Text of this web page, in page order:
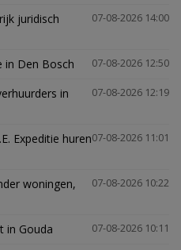
07-08-2026 14:00
juridisch
07-08-2026 12:50
in Den Bosch
07-08-2026 12:19
in
07-08-2026 11:01
Expeditie huren
07-08-2026 10:22
woningen,
07-08-2026 10:11
in Gouda